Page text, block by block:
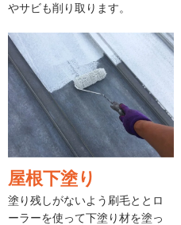
やサビも削り取ります。
屋根下塗り
塗り残しがないよう刷毛ととロ
ーラーを使って下塗り材を塗っ